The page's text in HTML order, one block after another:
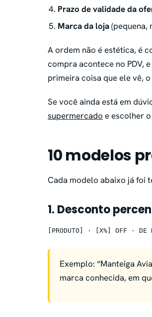
Prazo de validade da
Marca da loja(pequena,
A ordem não é estética, é
compra acontece no PDV,
primeira coisa que ele vê,
Se você ainda está em
supermercado e escolher
10 modelos
Cada modelo abaixo já foi
1. Desconto
[PRODUTO] · [X%] OFF ·
Exemplo: “Manteiga
marca conhecida, em